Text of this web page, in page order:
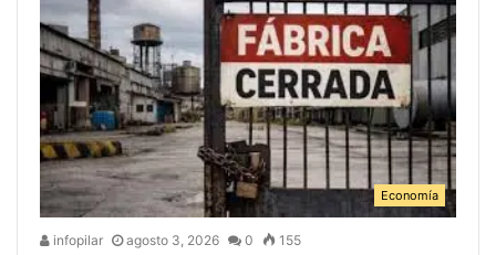
Economía
infopilar agosto 3, 2026 0 155